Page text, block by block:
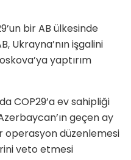
bir AB ülkesinde
Ukrayna’nın işgalini
yaptırım
COP29’a ev sahipliği
geçen ay
operasyon düzenlemesi
veto etmesi